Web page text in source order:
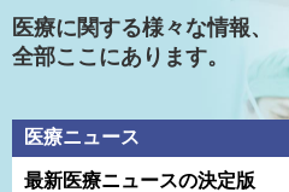
医療に関する様々な情報、
全部ここにあります。
医療ニュース
最新医療ニュースの決定版